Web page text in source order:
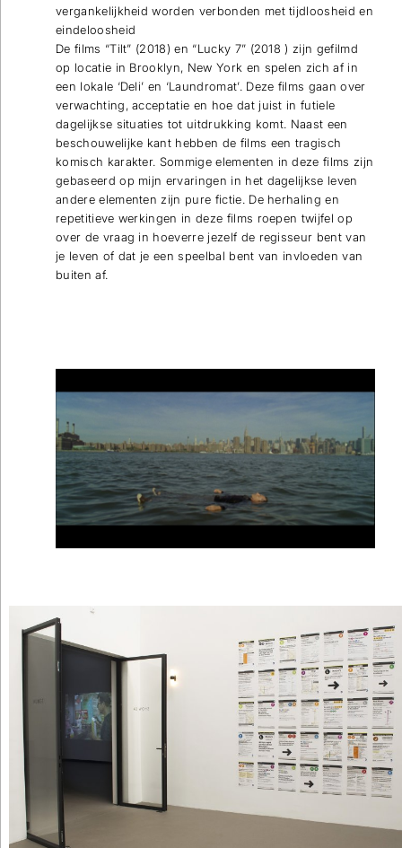
vergankelijkheid worden verbonden met tijdloosheid en
eindeloosheid
De films “Tilt” (2018) en “Lucky 7” (2018 ) zijn gefilmd
op locatie in Brooklyn, New York en spelen zich af in
een lokale ‘Deli’ en ‘Laundromat’. Deze films gaan over
verwachting, acceptatie en hoe dat juist in futiele
dagelijkse situaties tot uitdrukking komt. Naast een
beschouwelijke kant hebben de films een tragisch
komisch karakter. Sommige elementen in deze films zijn
gebaseerd op mijn ervaringen in het dagelijkse leven
andere elementen zijn pure fictie. De herhaling en
repetitieve werkingen in deze films roepen twijfel op
over de vraag in hoeverre jezelf de regisseur bent van
je leven of dat je een speelbal bent van invloeden van
buiten af.